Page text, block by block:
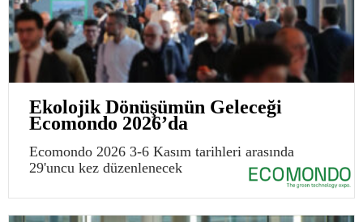
Ekolojik Dönüşümün Geleceği
Ecomondo 2026’da
Ecomondo 2026 3-6 Kasım tarihleri arasında
29'uncu kez düzenlenecek